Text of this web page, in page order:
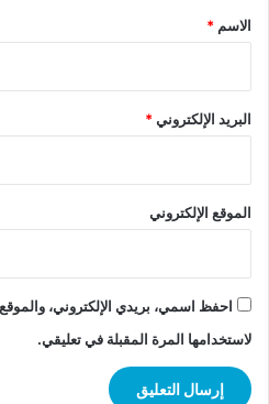
*
الاسم *
البريد الإلكتروني*
الموقع الإلكتروني
احفظ اسمي، بريدي الإلكتروني،
لاستخدامها المرة المقبلة في تعليقي.